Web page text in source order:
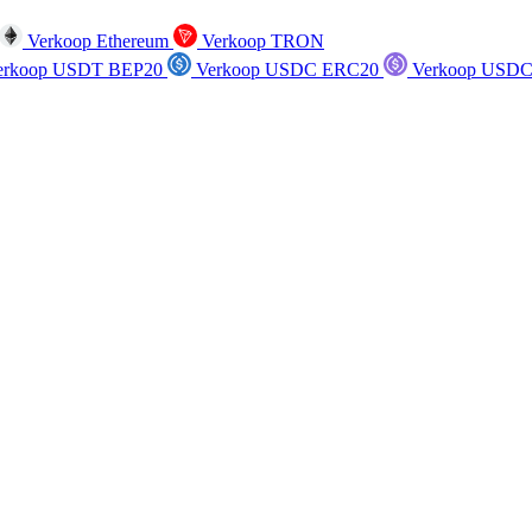
Verkoop Ethereum
Verkoop TRON
USDT BEP20
Verkoop USDC ERC20 Verkoop